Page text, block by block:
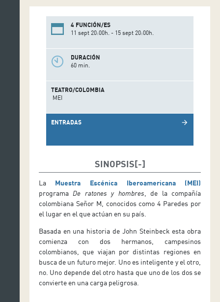
4 FUNCIÓN/ES
11 sept 20:00h. - 15 sept 20:00h.
DURACIÓN
60 min.
TEATRO/COLOMBIA
MEI
ENTRADAS arrow_forward
SINOPSIS
La Muestra Escénica Iberoamericana (MEI)
programa De ratones y hombres , de la compañía
colombiana Señor M, conocidos como 4 Paredes por
el lugar en el que actúan en su país.
Basada en una historia de John Steinbeck esta obra
comienza con dos hermanos, campesinos
colombianos, que viajan por distintas regiones en
busca de un futuro mejor. Uno es inteligente y el otro,
no. Uno depende del otro hasta que uno de los dos se
convierte en una carga peligrosa.